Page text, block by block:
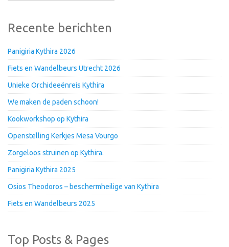
Recente berichten
Panigiria Kythira 2026
Fiets en Wandelbeurs Utrecht 2026
Unieke Orchideeënreis Kythira
We maken de paden schoon!
Kookworkshop op Kythira
Openstelling Kerkjes Mesa Vourgo
Zorgeloos struinen op Kythira.
Panigiria Kythira 2025
Osios Theodoros – beschermheilige van Kythira
Fiets en Wandelbeurs 2025
Top Posts & Pages